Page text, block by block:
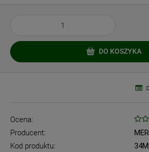
DO KOSZYKA
Ocena:
Producent:
Kod produktu: